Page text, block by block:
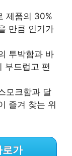
제품의 30%
만큼 인기가
투박함과 바
부드럽고 편
모크함과 달
즐겨 찾는 위
로가